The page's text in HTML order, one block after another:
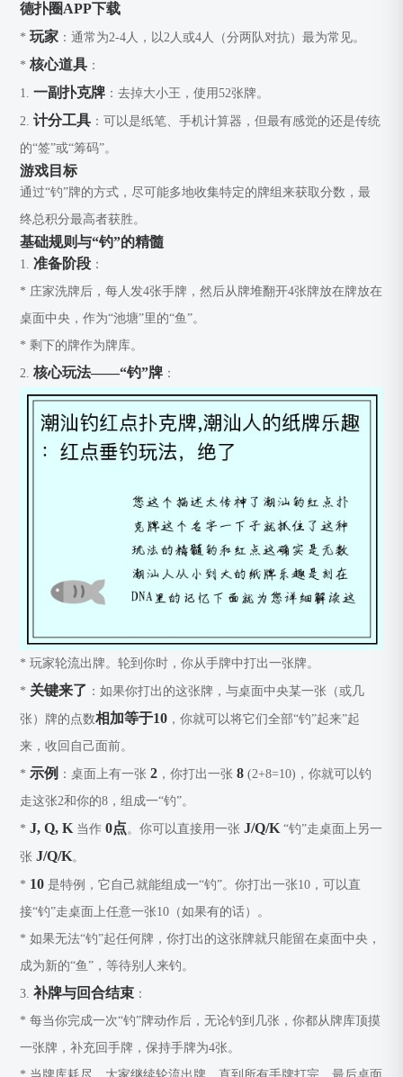
德扑圈APP下载
*玩家 ：通常为2-4人，以2人或4人（分两队对抗）最为常见。
*核心道具 ：
1.一副扑克牌 ：去掉大小王，使用52张牌。
2.计分工具 ：可以是纸笔、手机计算器，但最有感觉的还是传统
的“签”或“筹码”。
游戏目标
通过“钓”牌的方式，尽可能多地收集特定的牌组来获取分数，最
终总积分最高者获胜。
基础规则与“钓”的精髓
1. 准备阶段 ：
* 庄家洗牌后，每人发4张手牌，然后从牌堆翻开4张牌放在牌放在
桌面中央，作为“池塘”里的“鱼”。
* 剩下的牌作为牌库。
2.核心玩法——“钓”牌 ：
* 玩家轮流出牌。轮到你时，你从手牌中打出一张牌。
* 关键来了 ：如果你打出的这张牌，与桌面中央某一张（或几
张）牌的点数相加等于10 ，你就可以将它们全部“钓”起来”起
来，收回自己面前。
*示例 ：桌面上有一张2 ，你打出一张8 (2+8=10)，你就可以钓
走这张2和你的8，组成一“钓”。
*J, Q, K 当作0点 。你可以直接用一张J/Q/K “钓”走桌面上另一
张J/Q/K。
* 10 是特例，它自己就能组成一“钓”。你打出一张10，可以直
接“钓”走桌面上任意一张10（如果有的话）。
* 如果无法“钓”起任何牌，你打出的这张牌就只能留在桌面中央，
成为新的“鱼”，等待别人来钓。
3.补牌与回合结束 ：
* 每当你完成一次“钓”牌动作后，无论钓到几张，你都从牌库顶摸
一张牌，补充回手牌，保持手牌为4张。